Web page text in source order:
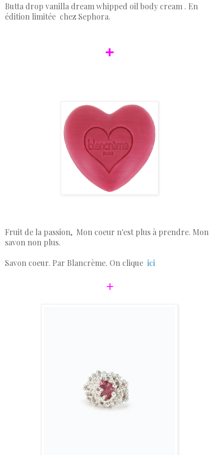
Butta drop vanilla dream whipped oil body cream . En
édition limitée chez Sephora.
+
Fruit de la passion, Mon coeur n'est plus à prendre. Mon
savon non plus.
Savon coeur. Par Blancrème. On clique ici
+